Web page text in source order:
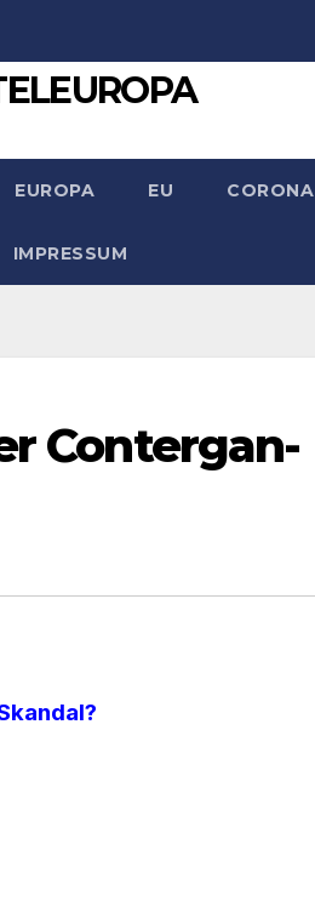
EUROPA EU CORONA
IMPRESSUM
Contergan-